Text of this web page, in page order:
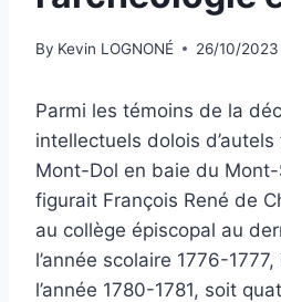
By Kevin LOGNONÉ 26/10/2023
Parmi les témoins de la
intellectuels dolois
Mont-Dol en baie du
figurait François René de
au collège épiscopal au
l’année scolaire 1776-
l’année 1780-1781, soit